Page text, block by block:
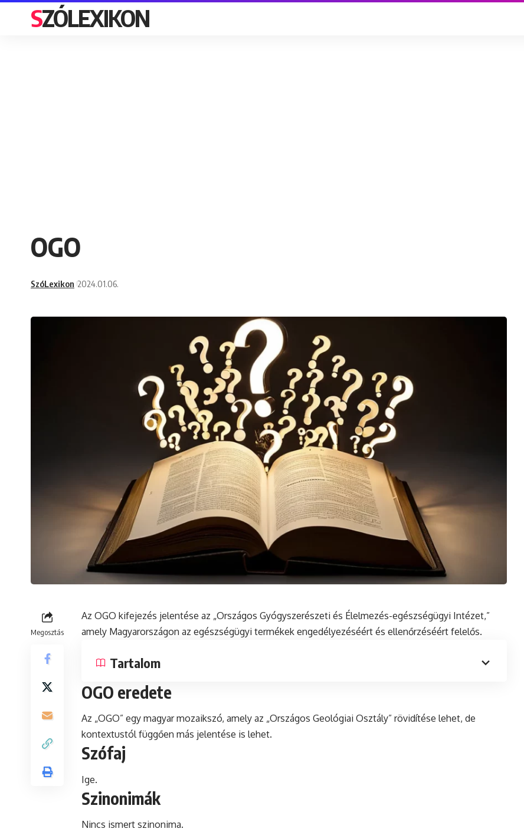
SZÓLEXIKON
OGO
SzóLexikon 2024.01.06.
Megosztás
Az OGO kifejezés jelentése az „Országos Gyógyszerészeti és Élelmezés-egészségügyi Intézet,”
amely Magyarországon az egészségügyi termékek engedélyezéséért és ellenőrzéséért felelős.
Tartalom
OGO eredete
Az „OGO” egy magyar mozaikszó, amely az „Országos Geológiai Osztály” rövidítése lehet, de
kontextustól függően más jelentése is lehet.
Szófaj
Ige.
Szinonimák
Nincs ismert szinonima.